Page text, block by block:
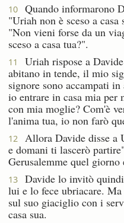
10
Quando informarono
"Uriah non è sceso a
"Non vieni forse da un
sceso a casa tua?".
11
Uriah rispose a
abitano in tende, il mio
signore sono accampati
io entrare in casa mia per
con mia moglie? Com'è
l'anima tua, io non farò
12
Allora Davide disse a
e domani ti lascerò
Gerusalemme quel
13
Davide lo invitò
lui e lo fece ubriacare.
sul suo giaciglio con i
casa sua.